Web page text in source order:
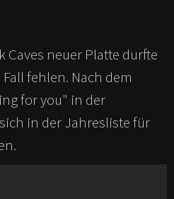
Caves neuer Platte durfte
fehlen. Nach dem
for you" in der
in der Jahresliste für